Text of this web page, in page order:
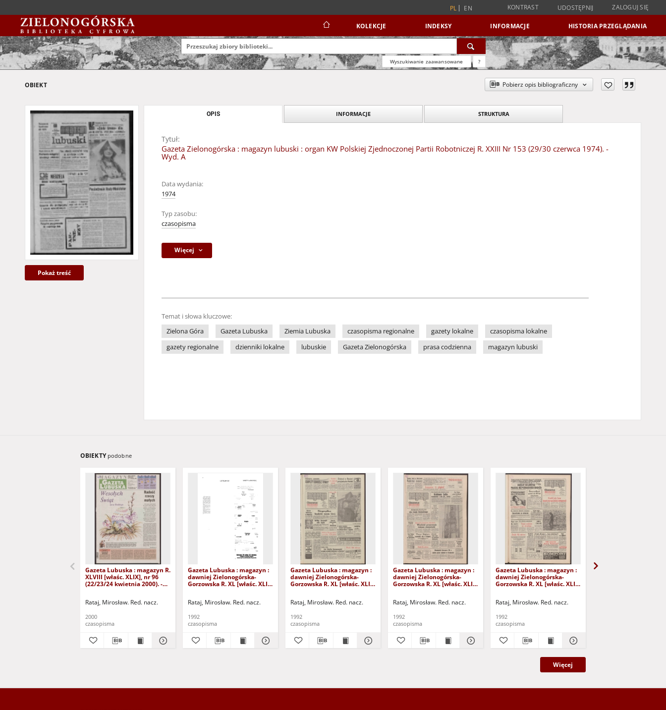
PL EN KONTRAST UDOSTĘPNIJ ZALOGUJ SIĘ
KOLEKCJE INDEKSY INFORMACJE HISTORIA PRZEGLĄDANIA
Wyszukiwanie zaawansowane ?
OBIEKT Pobierz opis bibliograficzny
Pokaż treść
OPIS INFORMACJE STRUKTURA
Tytuł:
Gazeta Zielonogórska : magazyn lubuski : organ KW Polskiej Zjednoczonej Partii Robotniczej R. XXIII Nr 153 (29/30 czerwca 1974). -
Wyd. A
Data wydania:
1974
Typ zasobu:
czasopisma
Więcej
Temat i słowa kluczowe:
Zielona Góra
Gazeta Lubuska Ziemia Lubuska czasopisma regionalne gazety lokalne
czasopisma lokalne
gazety regionalne
dzienniki lokalne lubuskie Gazeta Zielonogórska prasa codzienna magazyn lubuski
OBIEKTY podobne
Gazeta Lubuska : magazyn R.
XLVIII [właśc. XLIX], nr 96
(22/23/24 kwietnia 2000). -
Rataj, Mirosław. Red. nacz.
2000
czasopisma
Gazeta Lubuska : magazyn :
dawniej Zielonogórska-
Gorzowska R. XL [właśc. XLI],
Rataj, Mirosław. Red. nacz.
1992
czasopisma
Gazeta Lubuska : magazyn :
dawniej Zielonogórska-
Gorzowska R. XL [właśc. XLI],
Rataj, Mirosław. Red. nacz.
1992
czasopisma
Gazeta Lubuska : magazyn :
dawniej Zielonogórska-
Gorzowska R. XL [właśc. XLI],
Rataj, Mirosław. Red. nacz.
1992
czasopisma
Gazeta Lubuska : magazyn :
dawniej Zielonogórska-
Gorzowska R. XL [właśc. XLI],
Rataj, Mirosław. Red. nacz.
1992
czasopisma
Więcej